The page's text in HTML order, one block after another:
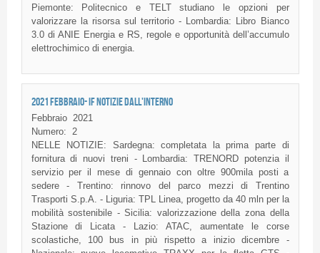
Piemonte: Politecnico e TELT studiano le opzioni per
valorizzare la risorsa sul territorio - Lombardia: Libro Bianco
3.0 di ANIE Energia e RS, regole e opportunità dell’accumulo
elettrochimico di energia.
2021 FEBBRAIO- IF NOTIZIE DALL'INTERNO
Febbraio 2021
Numero: 2
NELLE NOTIZIE: Sardegna: completata la prima parte di
fornitura di nuovi treni - Lombardia: TRENORD potenzia il
servizio per il mese di gennaio con oltre 900mila posti a
sedere - Trentino: rinnovo del parco mezzi di Trentino
Trasporti S.p.A. - Liguria: TPL Linea, progetto da 40 mln per la
mobilità sostenibile - Sicilia: valorizzazione della zona della
Stazione di Licata - Lazio: ATAC, aumentate le corse
scolastiche, 100 bus in più rispetto a inizio dicembre -